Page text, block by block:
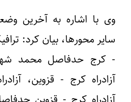
وی با اشاره به آخرین
سایر محورها، بیان کرد:
- کرج حدفاصل محمد
آزادراه کرج - قزوین،